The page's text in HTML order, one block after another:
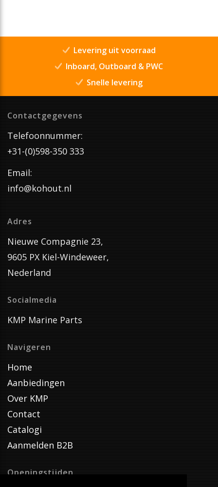
Levering uit voorraad
Inboard, Outboard & PWC
Snelle levering
Contactgegevens
Telefoonnummer:
+31-(0)598-350 333
Email:
info@kohout.nl
Adres
Nieuwe Compagnie 23,
9605 PX Kiel-Windeweer,
Nederland
Socialmedia
KMP Marine Parts
Navigeren
Home
Aanbiedingen
Over KMP
Contact
Catalogi
Aanmelden B2B
Openingstijden